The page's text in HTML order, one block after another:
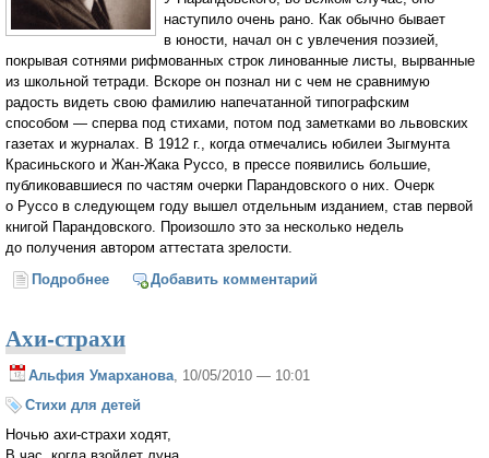
наступило очень рано. Как обычно бывает
в юности, начал он с увлечения поэзией,
покрывая сотнями рифмованных строк линованные листы, вырванные
из школьной тетради. Вскоре он познал ни с чем не сравнимую
радость видеть свою фамилию напечатанной типографским
способом — сперва под стихами, потом под заметками во львовских
газетах и журналах. В 1912 г., когда отмечались юбилеи Зыгмунта
Красиньского и Жан-Жака Руссо, в прессе появились большие,
публиковавшиеся по частям очерки Парандовского о них. Очерк
о Руссо в следующем году вышел отдельным изданием, став первой
книгой Парандовского. Произошло это за несколько недель
до получения автором аттестата зрелости.
Подробнее о Ян Парандовский (1895–1978)
Добавить комментарий
Ахи-страхи
Альфия Умарханова, 10/05/2010 — 10:01
Стихи для детей
Ночью ахи-страхи ходят,